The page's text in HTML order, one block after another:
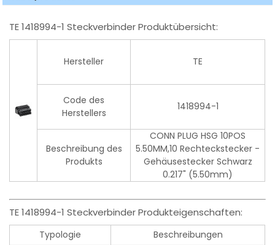
TE 1418994-1 Steckverbinder Produktübersicht:
Hersteller TE
Code des
Herstellers
1418994-1
Beschreibung des
Produkts
CONN PLUG HSG 10POS
5.50MM,10 Rechteckstecker -
Gehäusestecker Schwarz
0.217" (5.50mm)
TE 1418994-1 Steckverbinder Produkteigenschaften:
Typologie Beschreibungen